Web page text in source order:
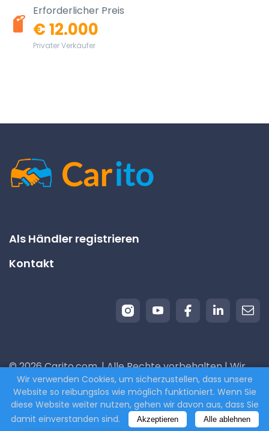
Erforderlicher Preis
€ 12.000
Privater Verkäufer
Als Händler registrieren
Kontakt
© 2026 Carito.com. | Alle Rechte vorbehalten | Wir
kaufen Ihr Auto zum besten Preis! | Powered by
CodiCo.io
Wir verwenden Cookies, um sicherzustellen, dass unsere
Website so reibungslos wie möglich funktioniert. Wenn Sie
diese Website weiter nutzen, gehen wir davon aus, dass Sie
damit einverstanden sind.
Akzeptieren Alle ablehnen